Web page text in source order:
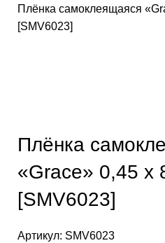
Плёнка самоклеящаяся
[SMV6023]
Плёнка
«Grace» 0,45 х
[SMV6023]
Артикул: SMV6023